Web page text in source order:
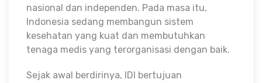
nasional dan independen. Pada masa itu,
Indonesia sedang membangun sistem
kesehatan yang kuat dan membutuhkan
tenaga medis yang terorganisasi dengan baik.
Sejak awal berdirinya, IDI bertujuan